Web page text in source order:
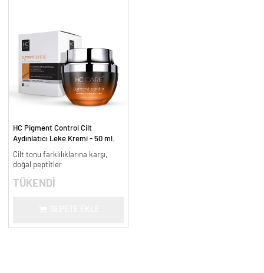
HC Pigment Control Cilt
Aydınlatıcı Leke Kremi - 50 ml.
Cilt tonu farklılıklarına karşı,
doğal peptitler
TÜKENDİ